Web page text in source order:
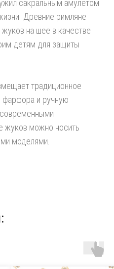
сакральным амулетом
Древние римляне
на шее в качестве
детям для защиты
традиционное
фарфора и ручную
жуков можно носить
моделями.